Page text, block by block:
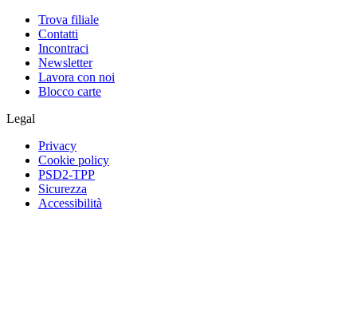
Trova filiale
Contatti
Incontraci
Newsletter
Lavora con noi
Blocco carte
Legal
Privacy
Cookie policy
PSD2-TPP
Sicurezza
Accessibilità